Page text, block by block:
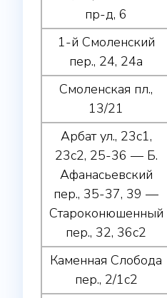
пр-д, 6
1-й Смоленский
пер., 24, 24а
Смоленская пл.,
13/21
Арбат ул., 23с1,
23с2, 25-36 — Б.
Афанасьевский
пер., 35-37, 39 —
Староконюшенный
пер., 32, 36с2
Каменная Слобода
пер., 2/1с2